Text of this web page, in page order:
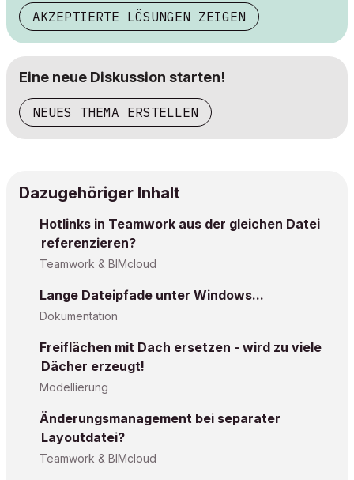
AKZEPTIERTE LÖSUNGEN ZEIGEN
Eine neue Diskussion starten!
NEUES THEMA ERSTELLEN
Dazugehöriger Inhalt
Hotlinks in Teamwork aus der gleichen Datei
referenzieren?
Teamwork & BIMcloud
Lange Dateipfade unter Windows...
Dokumentation
Freiflächen mit Dach ersetzen - wird zu viele
Dächer erzeugt!
Modellierung
Änderungsmanagement bei separater
Layoutdatei?
Teamwork & BIMcloud